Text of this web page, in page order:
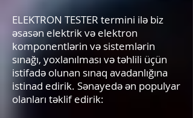
ELEKTRON TESTER termini ilə biz
əsasən elektrik və elektron
komponentlərin və sistemlərin
sınağı, yoxlanılması və təhlili üçün
istifadə olunan sınaq avadanlığına
istinad edirik. Sənayedə ən populyar
olanları təklif edirik: